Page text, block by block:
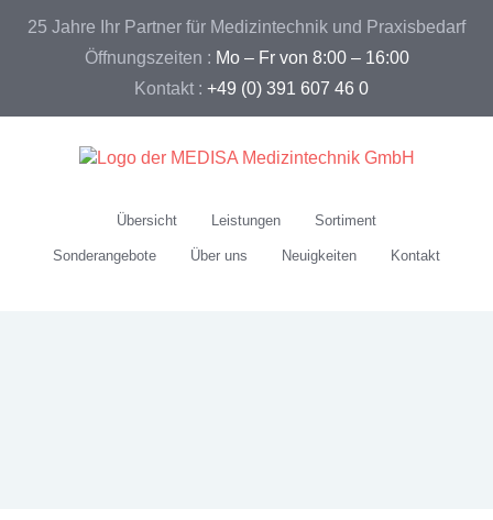
25 Jahre Ihr Partner für Medizintechnik und Praxisbedarf
Öffnungszeiten : Mo – Fr von 8:00 – 16:00
Kontakt : +49 (0) 391 607 46 0
Übersicht Leistungen Sortiment
Sonderangebote Über uns Neuigkeiten Kontakt